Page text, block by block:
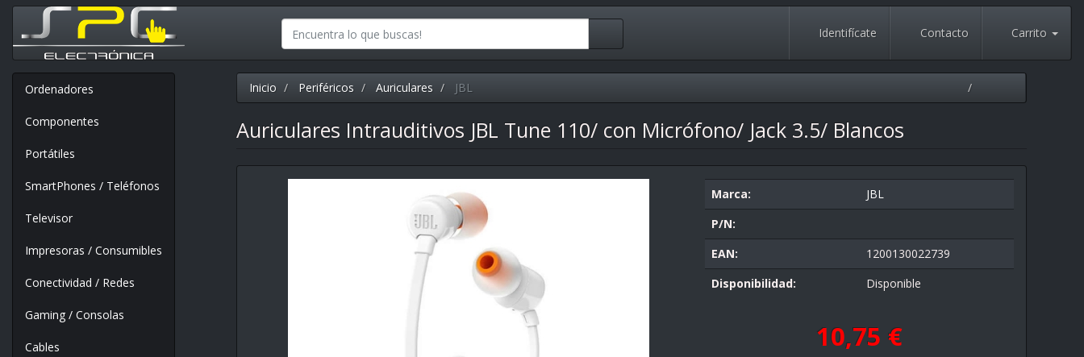
Identifícate Contacto Carrito
Ordenadores
Componentes
Portátiles
SmartPhones / Teléfonos
Televisor
Impresoras / Consumibles
Conectividad / Redes
Gaming / Consolas
Cables
Inicio Periféricos Auriculares JBL
Auriculares Intrauditivos JBL Tune 110/ con Micrófono/ Jack 3.5/ Blancos
Marca:
JBL
P/N:
EAN:
1200130022739
Disponibilidad:
Disponible
10,75 €